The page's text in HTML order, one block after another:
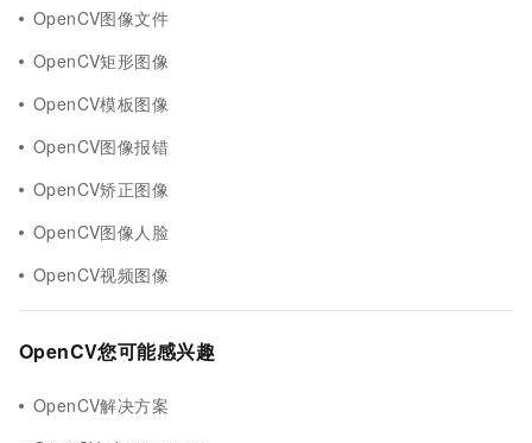
OpenCV图像文件
OpenCV矩形图像
OpenCV模板图像
OpenCV图像报错
OpenCV矫正图像
OpenCV图像人脸
OpenCV视频图像
OpenCV您可能感兴趣
OpenCV解决方案